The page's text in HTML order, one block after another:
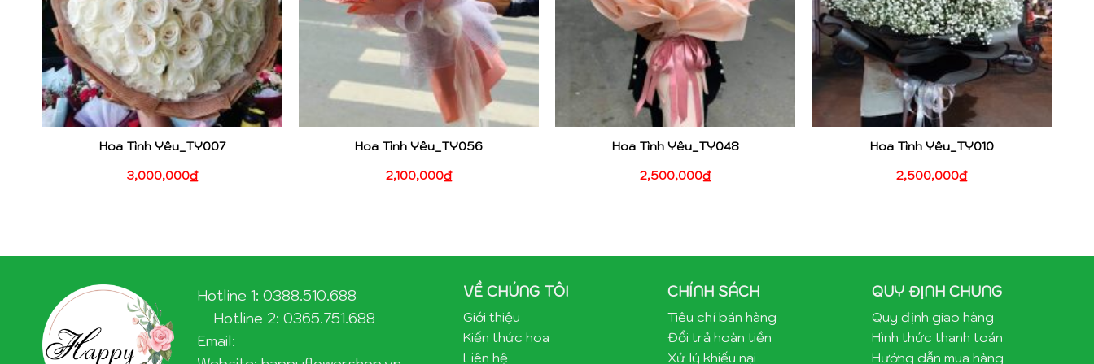
Hoa Tình Yêu_TY007
3,000,000₫
Hoa Tình Yêu_TY056
2,100,000₫
Hoa Tình Yêu_TY048
2,500,000₫
Hoa Tình Yêu_TY010
2,500,000₫
Hotline 1: 0388.510.688
Hotline 2: 0365.751.688
Email:
VỀ CHÚNG TÔI
Giới thiệu
Kiến thức hoa
Liên hệ
CHÍNH SÁCH
Tiêu chí bán hàng
Đổi trả hoàn tiền
Xử lý khiếu nại
QUY ĐỊNH CHUNG
Quy định giao hàng
Hình thức thanh toán
Hướng dẫn mua hàng